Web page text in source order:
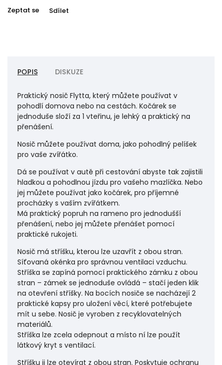
Zeptat se Sdílet
POPIS DISKUZE
Praktický nosič Flytta, který můžete používat v
pohodlí domova nebo na cestách. Kočárek se
jednoduše složí za 1 vteřinu, je lehký a praktický na
přenášení.
Nosič můžete používat doma, jako pohodlný pelíšek
pro vaše zvířátko.
Dá se používat v autě při cestování abyste tak zajistili
hladkou a pohodlnou jízdu pro vašeho mazlíčka. Nebo
jej můžete používat jako kočárek, pro příjemné
procházky s vaším zvířátkem.
Má praktický popruh na rameno pro jednodušší
přenášení, nebo jej můžete přenášet pomocí
praktické rukojeti.
Nosič má stříšku, kterou lze uzavřít z obou stran.
Síťovaná okénka pro správnou ventilaci vzduchu.
Stříška se zapíná pomocí praktického zámku z obou
stran – zámek se jednoduše ovládá – stačí jeden klik
na otevření stříšky. Na bocích nosiče se nacházejí 2
praktické kapsy pro uložení věcí, které potřebujete
mít u sebe. Nosič je vyroben z recyklovatelných
materiálů.
Stříška lze zcela odepnout a místo ní lze použít
látkový kryt s ventilací.
Stříšku ji lze otevírat z obou stran. Poskytuje ochranu